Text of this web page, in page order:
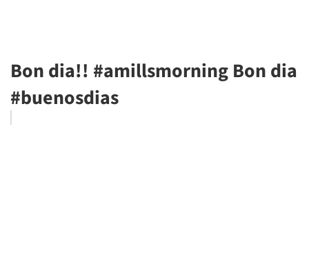
Bon dia!! #amillsmorning Bon dia
#buenosdias